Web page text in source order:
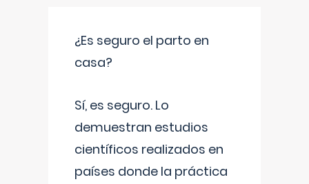
¿Es seguro el parto en
casa?
Sí, es seguro. Lo
demuestran estudios
científicos realizados en
países donde la práctica